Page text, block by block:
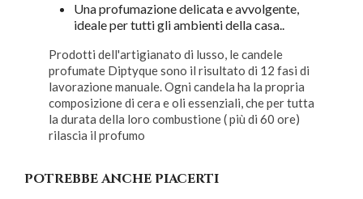
Una profumazione delicata e avvolgente,
ideale per tutti gli ambienti della casa..
Prodotti dell'artigianato di lusso, le candele
profumate Diptyque sono il risultato di 12 fasi di
lavorazione manuale. Ogni candela ha la propria
composizione di cera e oli essenziali, che per tutta
la durata della loro combustione ( più di 60 ore)
rilascia il profumo
POTREBBE ANCHE PIACERTI